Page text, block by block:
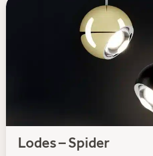
Lodes – Spider